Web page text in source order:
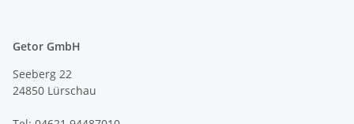
Getor GmbH
Seeberg 22
24850 Lürschau